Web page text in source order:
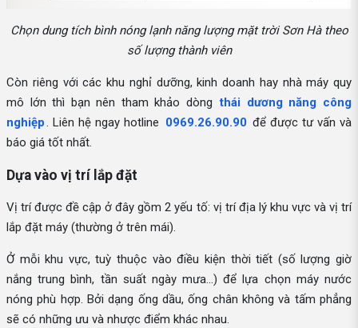
Chọn dung tích bình nóng lạnh năng lượng mặt trời Sơn Hà theo
số lượng thành viên
Còn riêng với các khu nghỉ dưỡng, kinh doanh hay nhà máy quy
mô lớn thì bạn nên tham khảo dòng thái dương năng công
nghiệp. Liên hệ ngay hotline 0969.26.90.90 để được tư vấn và
báo giá tốt nhất.
Dựa vào vị trí lắp đặt
Vị trí được đề cập ở đây gồm 2 yếu tố: vị trí địa lý khu vực và vị trí
lắp đặt máy (thường ở trên mái).
Ở mỗi khu vực, tuỳ thuộc vào điều kiện thời tiết (số lượng giờ
nắng trung bình, tần suất ngày mưa...) để lựa chọn máy nước
nóng phù hợp. Bởi dạng ống dầu, ống chân không và tấm phẳng
sẽ có những ưu và nhược điểm khác nhau.